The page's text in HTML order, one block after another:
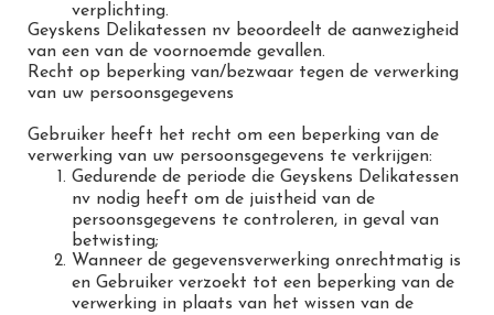
verplichting.
Geyskens Delikatessen nv beoordeelt de aanwezigheid
van een van de voornoemde gevallen.
Recht op beperking van/bezwaar tegen de verwerking
van uw persoonsgegevens
Gebruiker heeft het recht om een beperking van de
verwerking van uw persoonsgegevens te verkrijgen:
Gedurende de periode die Geyskens Delikatessen
nv nodig heeft om de juistheid van de
persoonsgegevens te controleren, in geval van
betwisting;
Wanneer de gegevensverwerking onrechtmatig is
en Gebruiker verzoekt tot een beperking van de
verwerking in plaats van het wissen van de